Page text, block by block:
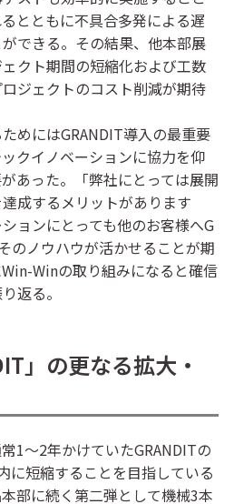
とともに不具合多発による遅
できる。その結果、他本部展
クト期間の短縮化および工数
ジェクトのコスト削減が期待
めにはGRANDIT導入の最重要
クイノベーションに協力を仰
あった。「弊社にとっては展開
成するメリットがあります
ョンにとっても他のお客様へG
のノウハウが活かせることが期
Winの取り組みになると確信
返る。
」の更なる拡大・
1～2年かけていたGRANDITの
に短縮することを目指している
部に続く第二弾として機械3本